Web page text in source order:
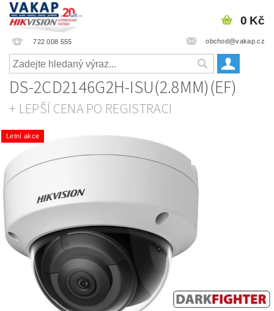
722 008 555 obchod@vakap.cz
0 Kč
DS-2CD2146G2H-ISU(2.8MM)(EF)
+ LEPŠÍ CENA PO REGISTRACI
Letní akce